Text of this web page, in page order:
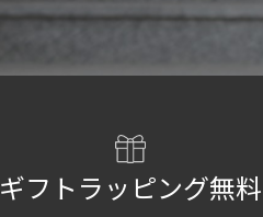
ギフトラッピング無料